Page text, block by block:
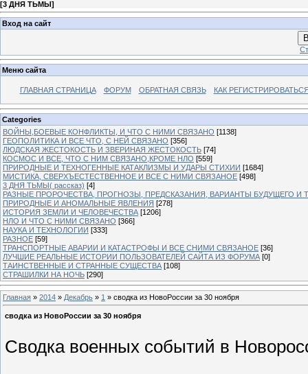
[3 ДНЯ ТЬМЫ]
Вход на сайт
Меню сайта
ГЛАВНАЯ СТРАНИЦА ФОРУМ ОБРАТНАЯ СВЯЗЬ КАК
Categories
ВОЙНЫ,БОЕВЫЕ КОНФЛИКТЫ, И ЧТО С НИМИ СВЯЗАНО [1138]
ГЕОПОЛИТИКА И ВСЕ ЧТО, С НЕЙ СВЯЗАНО [356]
ЛЮДСКАЯ ЖЕСТОКОСТЬ И ЗВЕРИНАЯ ЖЕСТОКОСТЬ [74]
КОСМОС И ВСЕ, ЧТО С НИМ СВЯЗАНО,КРОМЕ НЛО [559]
ПРИРОДНЫЕ И ТЕХНОГЕННЫЕ КАТАКЛИЗМЫ И УДАРЫ СТИХИИ [1684]
МИСТИКА, СВЕРХЪЕСТЕСТВЕННОЕ И ВСЕ С НИМИ СВЯЗАНОЕ [498]
3 ДНЯ ТЬМЫ( рассказ) [4]
РАЗНЫЕ ПРОРОЧЕСТВА, ПРОГНОЗЫ, ПРЕДСКАЗАНИЯ, ВАРИАНТЫ БУДУЩЕГО И
ПРИРОДНЫЕ И АНОМАЛЬНЫЕ ЯВЛЕНИЯ [278]
ИСТОРИЯ ЗЕМЛИ И ЧЕЛОВЕЧЕСТВА [1206]
НЛО И ЧТО С НИМИ СВЯЗАНО [366]
НАУКА И ТЕХНОЛОГИИ [333]
РАЗНОЕ [59]
ТРАНСПОРТНЫЕ АВАРИИ И КАТАСТРОФЫ И ВСЕ СНИМИ СВЯЗАНОЕ [36]
ЛУЧШИЕ РЕАЛЬНЫЕ ИСТОРИИ ПОЛЬЗОВАТЕЛЕЙ САЙТА ИЗ ФОРУМА [0]
ТАИНСТВЕННЫЕ И СТРАННЫЕ СУЩЕСТВА [108]
СТРАШИЛКИ НА НОЧЬ [290]
Главная » 2014 » Декабрь » 1 » сводка из НовоРоссии за 30 ноября
сводка из НовоРоссии за 30 ноября
Сводка военных событий в